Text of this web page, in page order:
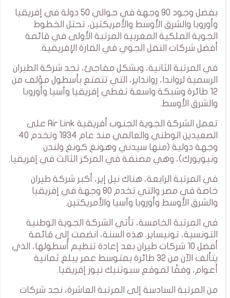
بفضل وجود 90 وجهة في حوالي 50 دولة في إفريقيا
وأوروبا والشرق الأوسط والأمريكتين، تحتل الخطوط
الجوية الملكية المغربية المرتبة الأولى في قائمة
أفضل شركات النقل الجوي في القارة الإفريقية.
في المرتبة الثانية، وبشكل مفاجئ، تجد شركة الطيران
الرسمية لرواندا، روانداير، التي تتمتع بأسطول مؤلف من
12 طائرة وشبكة واسعة تغطي إفريقيا وآسيا وأوروبا
والشرق الأوسط.
تعمل الشركة الجوية الجنوب أفريقية Air Link على
الصعيدين الوطني والعالمي منذ عام 1934 وتخدم 40
وجهة دولية (منها سيدني وهونغ كونغ ولندن
ونيويورك)، وهي مصنفة في المركز الثالث في إفريقيا.
في المرتبة الرابعة، هناك نيل إير، أكبر شركة طيران
خاصة في مصر والتي تخدم 80 وجهة في إفريقيا
والشرق الأوسط وأوروبا وآسيا والأمريكتين.
في المرتبة الخامسة، تأتي الشركة الجوية الوطنية
التونسية، تونيساير. هذه السنة، انضمت إلى قائمة
أفضل 10 شركات طيران بعد إعادة تنظيم أسطولها، الذي
يتألف الآن من 32 طائرة بمتوسط عمر يبلغ ثمانية
أعوام، وفقًا لموقع سبوتنيك نيوز إفريقيا.
من المرتبة السادسة إلى المرتبة العاشرة، نجد شركات